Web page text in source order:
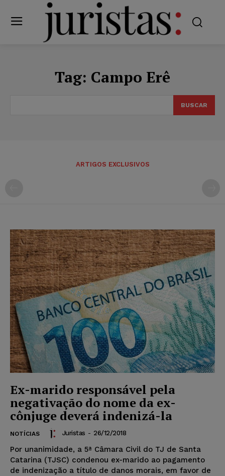
Tag: Campo Erê
BUSCAR
ARTIGOS EXCLUSIVOS
Ex-marido responsável pela
negativação do nome da ex-
cônjuge deverá indenizá-la
NOTÍCIAS Juristas - 26/12/2018
Por unanimidade, a 5ª Câmara Civil do TJ de Santa
Catarina (TJSC) condenou ex-marido ao pagamento
de indenização a título de danos morais, em favor de